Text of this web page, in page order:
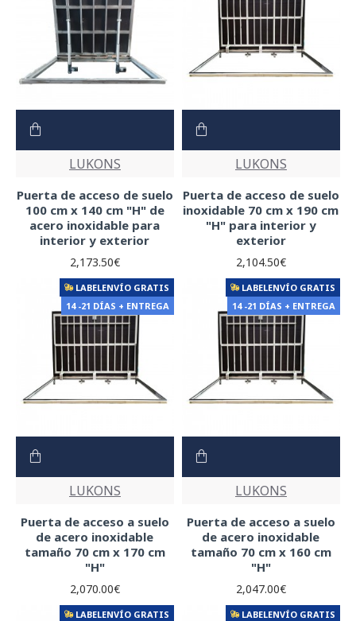
LUKONS
Puerta de acceso de suelo
100 cm x 140 cm "H" de
acero inoxidable para
interior y exterior
2,173.50€
LUKONS
Puerta de acceso de suelo
inoxidable 70 cm x 190 cm
"H" para interior y
exterior
2,104.50€
LABELENVÍO GRATIS
14 -21 DÍAS + ENTREGA
LUKONS
Puerta de acceso a suelo
de acero inoxidable
tamaño 70 cm x 170 cm
"H"
2,070.00€
LABELENVÍO GRATIS
14 -21 DÍAS + ENTREGA
LUKONS
Puerta de acceso a suelo
de acero inoxidable
tamaño 70 cm x 160 cm
"H"
2,047.00€
LABELENVÍO GRATIS
LABELENVÍO GRATIS